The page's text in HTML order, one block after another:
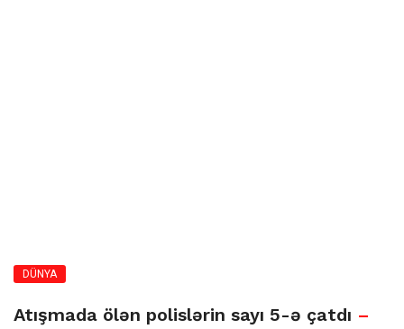
DÜNYA
Atışmada ölən polislərin sayı 5-ə çatdı –